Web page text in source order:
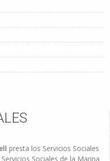
presta los Servicios Sociales
Sociales de la Marina